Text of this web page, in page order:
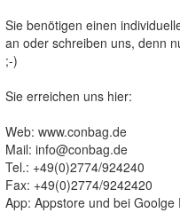
Sie benötigen einen
an oder schreiben uns, denn
;-)
Sie erreichen uns hier:
Web: www.conbag.de
Mail: info@conbag.de
Tel.: +49(0)2774/924240
Fax: +49(0)2774/9242420
App: Appstore und bei Goolge